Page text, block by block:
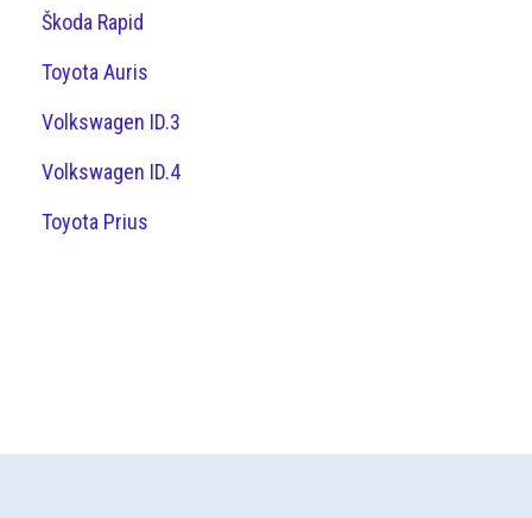
Škoda Rapid
Toyota Auris
Volkswagen ID.3
Volkswagen ID.4
Toyota Prius